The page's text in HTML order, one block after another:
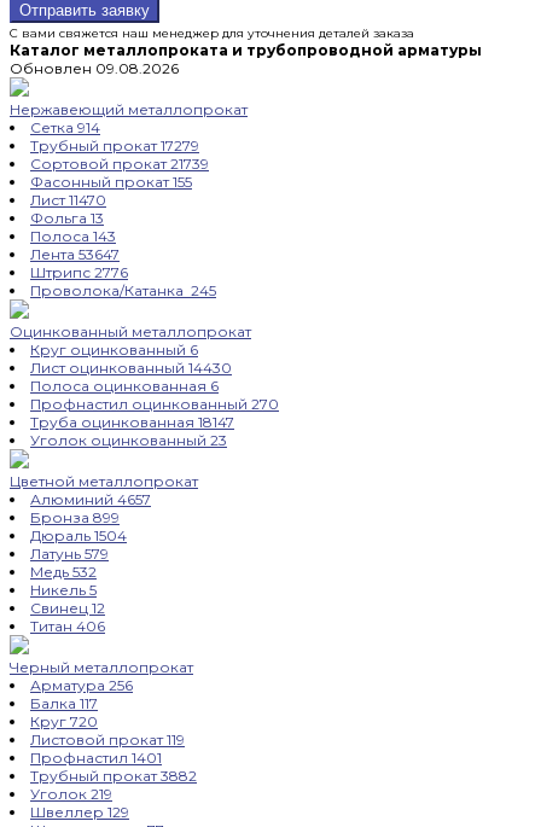
Отправить заявку
С вами свяжется наш менеджер для уточнения деталей заказа
Каталог металлопроката и трубопроводной арматуры
Обновлен 09.08.2026
Нержавеющий металлопрокат
Сетка 914
Трубный прокат17279
Сортовой прокат21739
Фасонный прокат155
Лист11470
Фольга 13
Полоса 143
Лента 53647
Штрипс 2776
Проволока/Катанка 245
Оцинкованный металлопрокат
Круг оцинкованный 6
Лист оцинкованный 14430
Полоса оцинкованная 6
Профнастил оцинкованный 270
Труба оцинкованная 18147
Уголок оцинкованный 23
Цветной металлопрокат
Алюминий 4657
Бронза 899
Дюраль 1504
Латунь 579
Медь 532
Никель 5
Свинец 12
Титан 406
Черный металлопрокат
Арматура 256
Балка 117
Круг 720
Листовой прокат119
Профнастил 1401
Трубный прокат3882
Уголок 219
Швеллер 129